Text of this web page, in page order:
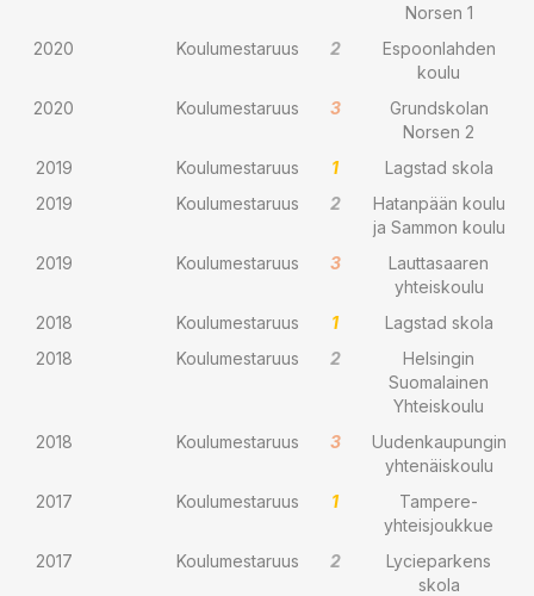
Norsen 1
2020
Koulumestaruus 2
Espoonlahden
koulu
2020
Koulumestaruus 3
Grundskolan
Norsen 2
2019
Koulumestaruus 1
Lagstad skola
2019
Koulumestaruus 2
Hatanpään koulu
ja Sammon koulu
2019
Koulumestaruus 3
Lauttasaaren
yhteiskoulu
2018
Koulumestaruus 1
Lagstad skola
2018
Koulumestaruus 2
Helsingin
Suomalainen
Yhteiskoulu
2018
Koulumestaruus 3
Uudenkaupungin
yhtenäiskoulu
2017
Koulumestaruus 1
Tampere-
yhteisjoukkue
2017
Koulumestaruus 2
Lycieparkens
skola